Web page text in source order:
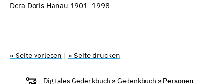
Dora Doris Hanau 1901–1998
» Seite vorlesen | » Seite drucken
Digitales Gedenkbuch »Gedenkbuch » Personen